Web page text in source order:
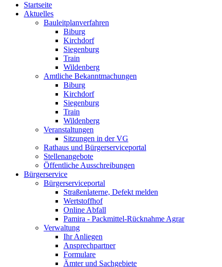
Startseite
Aktuelles
Bauleitplanverfahren
Biburg
Kirchdorf
Siegenburg
Train
Wildenberg
Amtliche Bekanntmachungen
Biburg
Kirchdorf
Siegenburg
Train
Wildenberg
Veranstaltungen
Sitzungen in der VG
Rathaus und Bürgerserviceportal
Stellenangebote
Öffentliche Ausschreibungen
Bürgerservice
Bürgerserviceportal
Straßenlaterne, Defekt melden
Wertstoffhof
Online Abfall
Pamira - Packmittel-Rücknahme Agrar
Verwaltung
Ihr Anliegen
Ansprechpartner
Formulare
Ämter und Sachgebiete